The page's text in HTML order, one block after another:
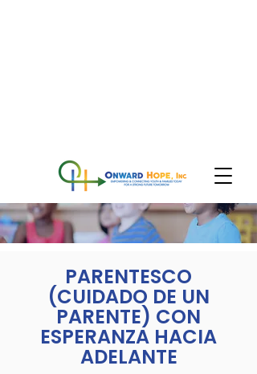
PARENTESCO
(CUIDADO DE UN
PARENTE) CON
ESPERANZA HACIA
ADELANTE